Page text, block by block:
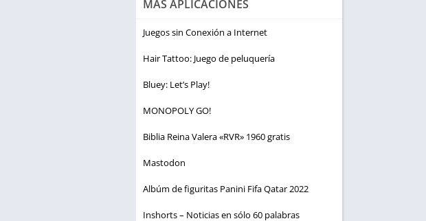
MÁS APLICACIONES
Juegos sin Conexión a Internet
Hair Tattoo: Juego de peluquería
Bluey: Let’s Play!
MONOPOLY GO!
Biblia Reina Valera «RVR» 1960 gratis
Mastodon
Albúm de figuritas Panini Fifa Qatar 2022
Inshorts – Noticias en sólo 60 palabras